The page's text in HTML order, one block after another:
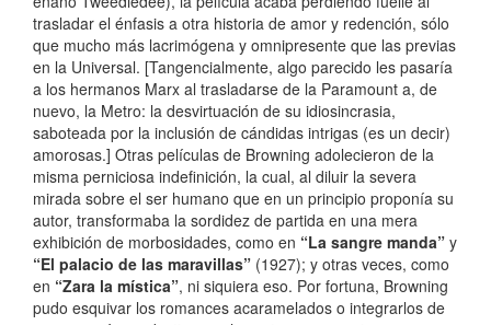
trasladar el énfasis a otra historia de amor y redención, sólo
que mucho más lacrimógena y omnipresente que las previas
en la Universal. [Tangencialmente, algo parecido les pasaría
a los hermanos Marx al trasladarse de la Paramount a, de
nuevo, la Metro: la desvirtuación de su idiosincrasia,
saboteada por la inclusión de cándidas intrigas (es un decir)
amorosas.] Otras películas de Browning adolecieron de la
misma perniciosa indefinición, la cual, al diluir la severa
mirada sobre el ser humano que en un principio proponía su
autor, transformaba la sordidez de partida en una mera
exhibición de morbosidades, como en “La sangre manda” y
“El palacio de las maravillas” (1927); y otras veces, como
en “Zara la mística”, ni siquiera eso. Por fortuna, Browning
pudo esquivar los romances acaramelados o integrarlos de